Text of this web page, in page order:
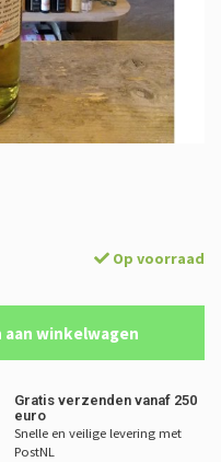
Op voorraad
aan winkelwagen
Gratis verzenden vanaf 250
euro
Snelle en veilige levering met
PostNL